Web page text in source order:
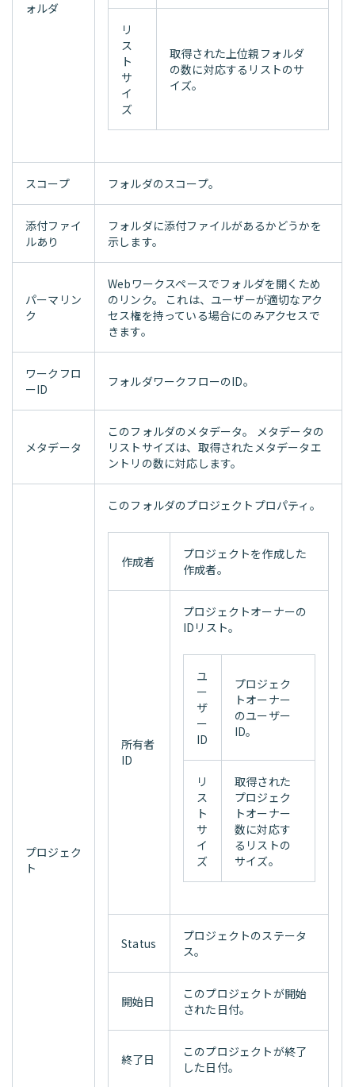
ォルダ
リ
ス
ト
サ
イ
ズ
取得された上位親フォルダ
の数に対応するリストのサ
イズ。
スコープ フォルダのスコープ。
添付ファイ
ルあり
フォルダに添付ファイルがあるかどうかを
示します。
パーマリン
ク
Webワークスペースでフォルダを開くため
のリンク。 これは、ユーザーが適切なアク
セス権を持っている場合にのみアクセスで
きます。
ワークフロ
ーID
フォルダワークフローのID。
メタデータ
このフォルダのメタデータ。 メタデータの
リストサイズは、取得されたメタデータエ
ントリの数に対応します。
プロジェク
ト
このフォルダのプロジェクトプロパティ。
作成者
プロジェクトを作成した
作成者。
所有者
ID
プロジェクトオーナーの
IDリスト。
ユ
ー
ザ
ー
ID
プロジェク
トオーナー
のユーザー
ID。
リ
ス
ト
サ
イ
ズ
取得された
プロジェク
トオーナー
数に対応す
るリストの
サイズ。
Status
プロジェクトのステータ
ス。
開始日
このプロジェクトが開始
された日付。
終了日
このプロジェクトが終了
した日付。